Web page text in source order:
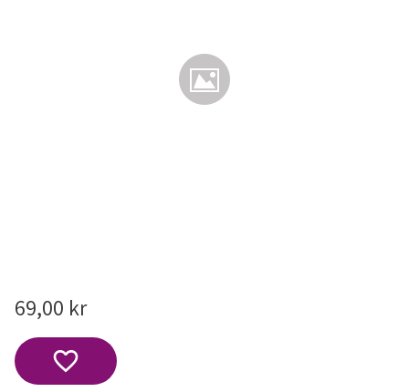
69,00 kr
Lägg till i favoriter